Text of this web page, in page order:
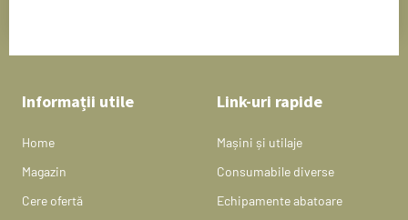
Informații utile
Home
Magazin
Cere ofertă
Link-uri rapide
Mașini și utilaje
Consumabile diverse
Echipamente abatoare